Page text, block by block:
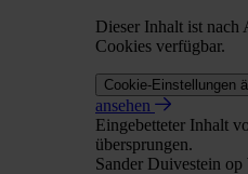
Dieser Inhalt ist nach
Cookies verfügbar.
Cookie-Einstellungen
ansehen
Eingebetteter Inhalt
übersprungen.
Sander Duivestein